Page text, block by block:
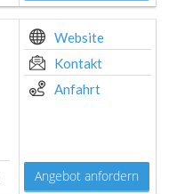
Website
Kontakt
Anfahrt
Angebot anfordern